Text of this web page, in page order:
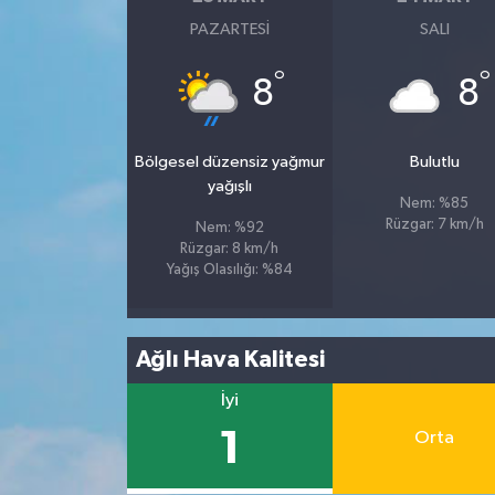
PAZARTESI
8°
Bölgesel düzensiz yağmur
yağışlı
Nem: %92
Rüzgar: 8 km/h
Yağış Olasılığı: %84
SALI
8°
Bulutlu
Nem: %85
Rüzgar: 7 km/h
Ağlı Hava Kalitesi
İyi
1 Orta
Tüm Haberler
Videolu Haberler
Tüm Haberler